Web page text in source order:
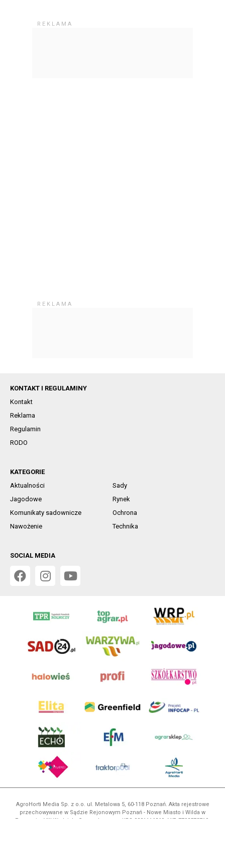
KONTAKT I REGULAMINY
Kontakt
Reklama
Regulamin
RODO
KATEGORIE
Aktualności
Sady
Jagodowe
Rynek
Komunikaty sadownicze
Ochrona
Nawożenie
Technika
SOCIAL MEDIA
AgroHorti Media Sp. z o.o. ul. Metalowa 5, 60-118 Poznań. Akta rejestrowe
przechowywane w Sądzie Rejonowym Poznań - Nowe Miasto i Wilda w
Poznaniu, VIII Wydziale Gospodarczym, KRS 0001116269, NIP 7792573719,